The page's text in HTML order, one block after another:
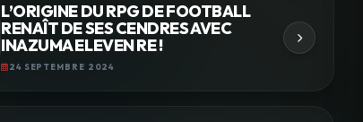
L’ORIGINE DU RPG DE FOOTBALL
RENAÎT DE SES CENDRES AVEC
INAZUMA ELEVEN RE !
24 SEPTEMBRE 2024